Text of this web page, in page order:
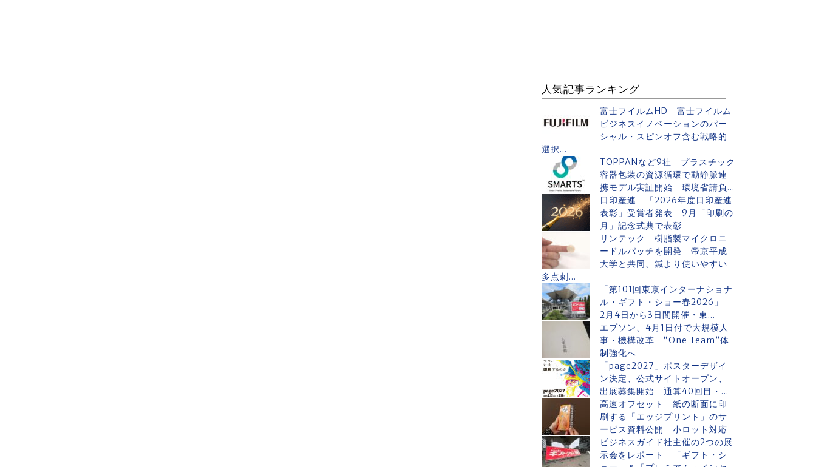
人気記事ランキング
富士フイルムHD 富士フイルム
ビジネスイノベーションのパー
シャル・スピンオフ含む戦略的
選択...
TOPPANなど9社 プラスチック
容器包装の資源循環で動静脈連
携モデル実証開始 環境省請負...
日印産連 「2026年度日印産連
表彰」受賞者発表 9月「印刷の
月」記念式典で表彰
リンテック 樹脂製マイクロニ
ードルパッチを開発 帝京平成
大学と共同、鍼より使いやすい
多点刺...
「第101回東京インターナショナ
ル・ギフト・ショー春2026」
2月4日から3日間開催・東...
エプソン、4月1日付で大規模人
事・機構改革 “One Team”体
制強化へ
「page2027」ポスターデザイ
ン決定、公式サイトオープン、
出展募集開始 通算40回目・...
高速オフセット 紙の断面に印
刷する「エッジプリント」のサ
ービス資料公開 小ロット対応
ビジネスガイド社主催の2つの展
示会をレポート 「ギフト・シ